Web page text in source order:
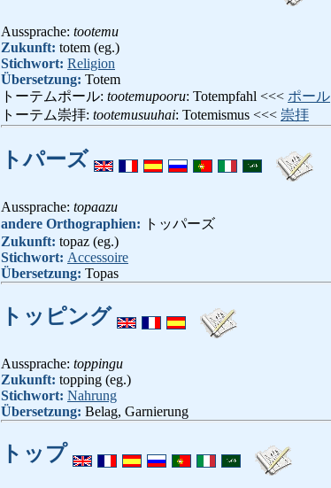
Aussprache: tootemu
Zukunft: totem (eg.)
Stichwort: Religion
Übersetzung: Totem
トーテムポール: tootemupooru: Totempfahl <<< ポール
トーテム崇拝: tootemusuuhai: Totemismus <<< 崇拝
トパーズ
Aussprache: topaazu
andere Orthographien:
トッパーズ
Zukunft: topaz (eg.)
Stichwort: Accessoire
Übersetzung: Topas
トッピング
Aussprache: toppingu
Zukunft: topping (eg.)
Stichwort: Nahrung
Übersetzung: Belag, Garnierung
トップ